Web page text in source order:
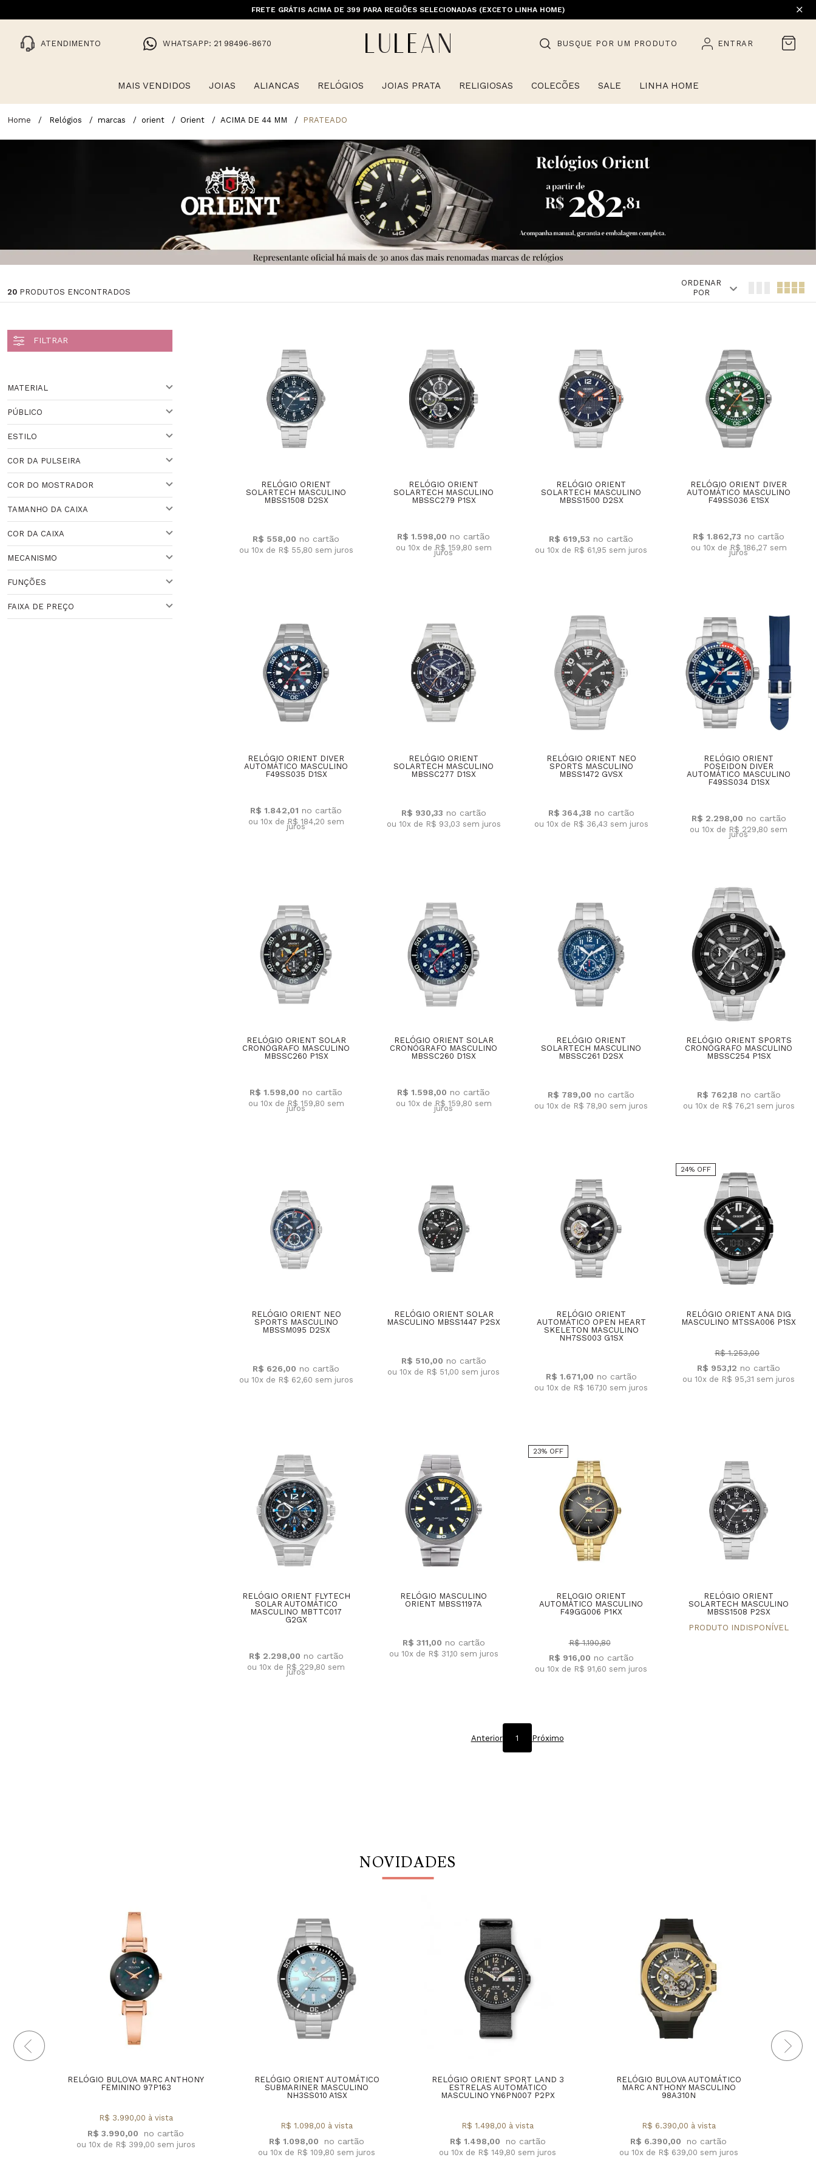
FRETE GRÁTIS ACIMA DE 399 PARA REGIÕES SELECIONADAS (EXCETO LINHA HOME)
10% OFF NA 1ª COMPRA COM CUPOM PRIMEIRACOMPRA (EXCETO OFERTAS, ALIANÇAS, RELÓGIOS E ITENS EM PROMOÇÃO) | 1ª TROCA GRÁTIS
ATENDIMENTO WHATSAPP: 21 98496-8670 BUSQUE POR UM PRODUTO ENTRAR
MAIS VENDIDOS JOIAS ALIANCAS RELÓGIOS JOIAS PRATA RELIGIOSAS COLECÕES SALE LINHA HOME
Relógios marcas orient Orient ACIMA DE 44 MM PRATEADO
20 PRODUTOS ENCONTRADOS
ORDENAR
POR
MATERIAL
PÚBLICO
ESTILO
COR DA PULSEIRA
COR DO MOSTRADOR
TAMANHO DA CAIXA
COR DA CAIXA
PRETO
MECANISMO
AUTOMÁTICO
FUNÇÕES
CRONÓGRAFO
FAIXA DE PREÇO
RELÓGIO ORIENT
SOLARTECH MASCULINO
MBSS1508 D2SX
R$ 558,00
ou 10x de R$ 55,80 sem juros
RELÓGIO ORIENT
SOLARTECH MASCULINO
MBSSC279 P1SX
R$ 1.598,00
ou 10x de R$ 159,80 sem
juros
RELÓGIO ORIENT
SOLARTECH MASCULINO
MBSS1500 D2SX
R$ 619,53
ou 10x de R$ 61,95 sem juros
RELÓGIO ORIENT DIVER
AUTOMÁTICO MASCULINO
F49SS036 E1SX
R$ 1.862,73
ou 10x de R$ 186,27 sem
juros
RELÓGIO ORIENT DIVER
AUTOMÁTICO MASCULINO
F49SS035 D1SX
R$ 1.842,01
ou 10x de R$ 184,20 sem
juros
RELÓGIO ORIENT
SOLARTECH MASCULINO
MBSSC277 D1SX
R$ 930,33
ou 10x de R$ 93,03 sem juros
RELÓGIO ORIENT NEO
SPORTS MASCULINO
MBSS1472 GVSX
R$ 364,38
ou 10x de R$ 36,43 sem juros
RELÓGIO ORIENT
POSEIDON DIVER
AUTOMÁTICO MASCULINO
F49SS034 D1SX
R$ 2.298,00
ou 10x de R$ 229,80 sem
juros
RELÓGIO ORIENT SOLAR
CRONÓGRAFO MASCULINO
MBSSC260 P1SX
R$ 1.598,00
ou 10x de R$ 159,80 sem
juros
RELÓGIO ORIENT SOLAR
CRONÓGRAFO MASCULINO
MBSSC260 D1SX
R$ 1.598,00
ou 10x de R$ 159,80 sem
juros
RELÓGIO ORIENT
SOLARTECH MASCULINO
MBSSC261 D2SX
R$ 789,00
ou 10x de R$ 78,90 sem juros
RELÓGIO ORIENT SPORTS
CRONÓGRAFO MASCULINO
MBSSC254 P1SX
R$ 762,18
ou 10x de R$ 76,21 sem juros
RELÓGIO ORIENT NEO
SPORTS MASCULINO
MBSSM095 D2SX
R$ 626,00
ou 10x de R$ 62,60 sem juros
RELÓGIO ORIENT SOLAR
MASCULINO MBSS1447 P2SX
R$ 510,00
ou 10x de R$ 51,00 sem juros
RELÓGIO ORIENT
AUTOMÁTICO OPEN HEART
SKELETON MASCULINO
NH7SS003 G1SX
R$ 1.671,00
ou 10x de R$ 167,10 sem juros
24% OFF
RELÓGIO ORIENT ANA DIG
MASCULINO MTSSA006 P1SX
R$ 1.253,00
R$ 953,12
ou 10x de R$ 95,31 sem juros
RELÓGIO ORIENT FLYTECH
SOLAR AUTOMÁTICO
MASCULINO MBTTC017
G2GX
R$ 2.298,00
ou 10x de R$ 229,80 sem
juros
RELÓGIO MASCULINO
ORIENT MBSS1197A
R$ 311,00
ou 10x de R$ 31,10 sem juros
23% OFF
RELOGIO ORIENT
AUTOMÁTICO MASCULINO
F49GG006 P1KX
R$ 1.190,80
R$ 916,00
ou 10x de R$ 91,60 sem juros
RELÓGIO ORIENT
SOLARTECH MASCULINO
MBSS1508 P2SX
Anterior 1 Próximo
NOVIDADES
RELÓGIO BULOVA MARC ANTHONY
FEMININO 97P163
R$ 3.990,00
R$ 3.990,00 à vista
ou 10x de R$ 399,00 sem juros
RELÓGIO ORIENT AUTOMÁTICO
SUBMARINER MASCULINO
NH3SS010 A1SX
R$ 1.098,00
R$ 1.098,00 à vista
ou 10x de R$ 109,80 sem juros
RELÓGIO ORIENT SPORT LAND 3
ESTRELAS AUTOMÁTICO
MASCULINO YN6PN007 P2PX
R$ 1.498,00
R$ 1.498,00 à vista
ou 10x de R$ 149,80 sem juros
RELÓGIO BULOVA AUTOMÁTICO
MARC ANTHONY MASCULINO
98A310N
R$ 6.390,00
R$ 6.390,00 à vista
ou 10x de R$ 639,00 sem juros